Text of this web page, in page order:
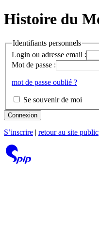
Histoire du
Identifiants personnels
Login ou adresse email :
Mot de passe :
mot de passe oublié ?
Se souvenir de moi
Connexion
S’inscrire retour au site public